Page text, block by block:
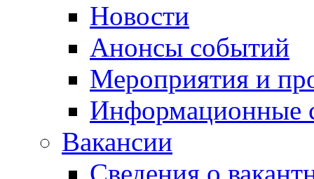
Новости
Анонсы событий
Мероприятия и
Информационные
Вакансии